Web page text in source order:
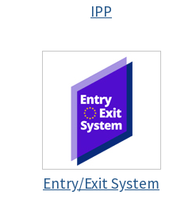
IPP
Entry/Exit System